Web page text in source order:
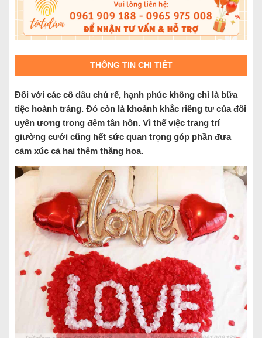
THÔNG TIN CHI TIẾT
Đối với các cô dâu chú rể, hạnh phúc không chỉ là bữa
tiệc hoành tráng. Đó còn là khoảnh khắc riêng tư của đôi
uyên ương trong đêm tân hôn. Vì thế việc trang trí
giường cưới cũng hết sức quan trọng góp phần đưa
cảm xúc cả hai thêm thăng hoa.